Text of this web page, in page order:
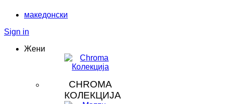
македонски
Sign in
Жени
CHROMA
КОЛЕКЦИЈА